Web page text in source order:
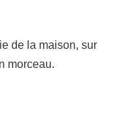
de la maison, sur
morceau.